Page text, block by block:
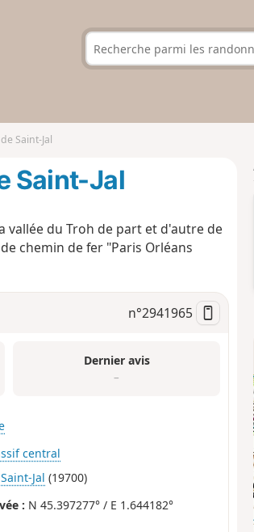
Saint-Jal
Saint-Jal
du Troh de part et d'autre de
chemin de fer "Paris Orléans
n°2941965
Dernier avis
–
central
Saint-Jal (19700)
: N 45.397277° / E 1.644182°